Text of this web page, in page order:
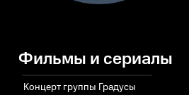
Фильмы и сериалы
Концерт группы Градусы